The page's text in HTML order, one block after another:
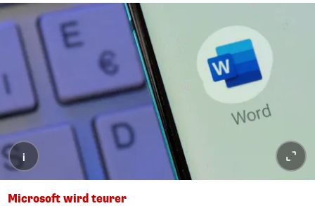
i
Microsoft wird teurer